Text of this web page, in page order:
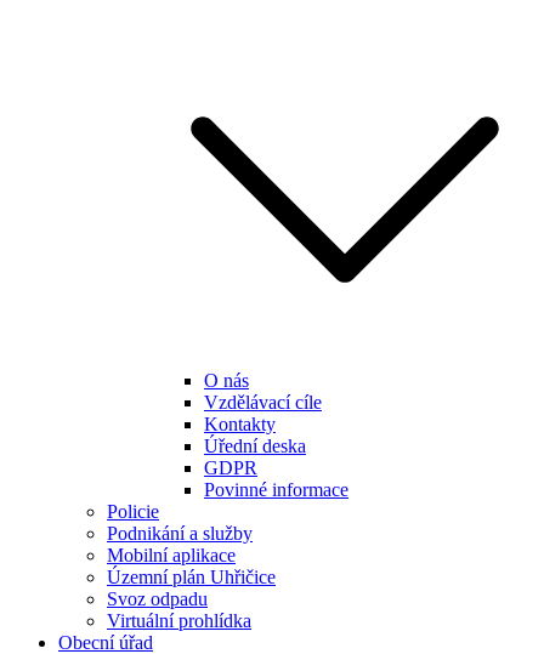
O nás
Vzdělávací cíle
Kontakty
Úřední deska
GDPR
Povinné informace
Policie
Podnikání a služby
Mobilní aplikace
Územní plán Uhřičice
Svoz odpadu
Virtuální prohlídka
Obecní úřad